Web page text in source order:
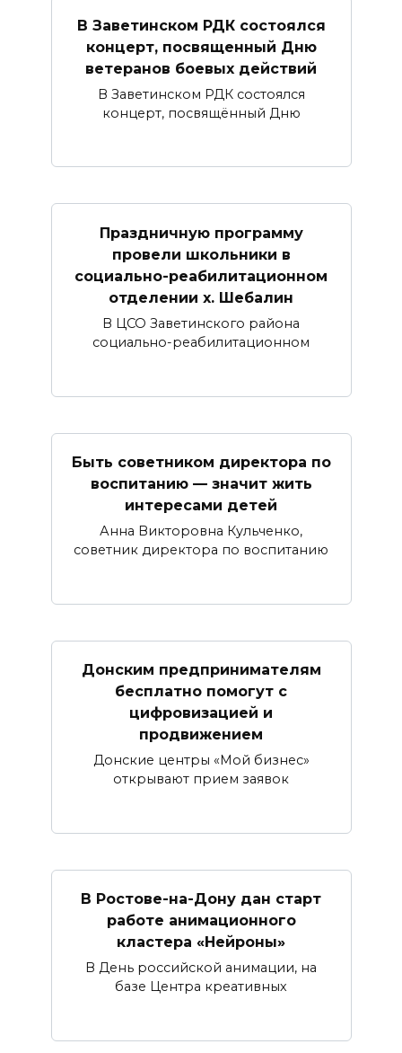
В Заветинском РДК состоялся
концерт, посвященный Дню
ветеранов боевых действий
В Заветинском РДК состоялся
концерт, посвящённый Дню
Праздничную программу
провели школьники в
социально-реабилитационном
отделении х. Шебалин
В ЦСО Заветинского района
социально-реабилитационном
Быть советником директора по
воспитанию — значит жить
интересами детей
Анна Викторовна Кульченко,
советник директора по воспитанию
Донским предпринимателям
бесплатно помогут с
цифровизацией и
продвижением
Донские центры «Мой бизнес»
открывают прием заявок
В Ростове-на-Дону дан старт
работе анимационного
кластера «Нейроны»
В День российской анимации, на
базе Центра креативных